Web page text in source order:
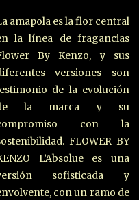
amapola es la flor central
la línea de fragancias
By Kenzo, y sus
versiones son
de la evolución
la marca y su
con la
FLOWER BY
L’Absolue es una
sofisticada y
con un ramo de